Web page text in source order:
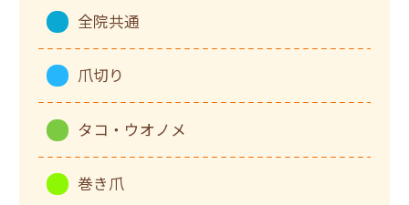
全院共通
爪切り
タコ・ウオノメ
巻き爪